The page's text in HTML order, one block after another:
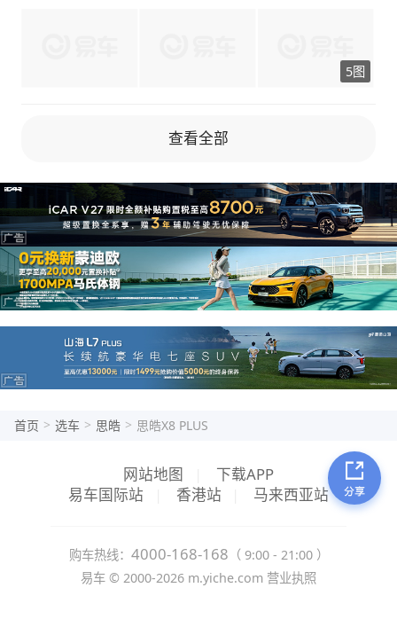
172cm、体重140斤，他后排上腿脚不憋屈，头
顶空间有一拳多的距离，周末下午返校约上两个
有拥挤感。舒适性很隔离，座椅包裹性跟支撑性
很棒，一屁股坐上去没有座椅没有凹陷感跟铬人
来说，很喜欢车上各种比较实用的辅助功能，比
如全景影像，可以看到车头和两侧的死角，这对
驾驶水平一般般的我来说非常有帮助。在遇到道
理变窄时，这个功能一启动，是能让我轻松观察
到前面的车和两侧的障碍物，真的太好用了。后
备箱空间大，孩子每周需要换洗的日用品跟食品
放里面都跟豆芽菜放到菜篮子中一样显得空荡荡
的。这车的外观设计太虎了，前脸造型张扬有
个，矩阵大灯亮度很给力，整体独特而凶悍的感
的风采。至于油耗，说真的的，车大了，油耗也
大，我的平均油耗大概在9.2个油左右，在我的
5图
查看全部
首页 > 选车 > 思皓 > 思皓X8 PLUS
网站地图
下载APP
易车国际站
香港站 马来西亚站
购车热线： 4000-168-168 （ 9:00 - 21:00 ）
易车 © 2000-2026 m.yiche.com 营业执照